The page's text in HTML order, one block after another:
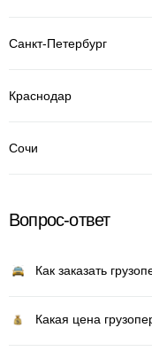
Санкт-Петербург
Краснодар
Сочи
Вопрос-ответ
Как заказать
Какая цена